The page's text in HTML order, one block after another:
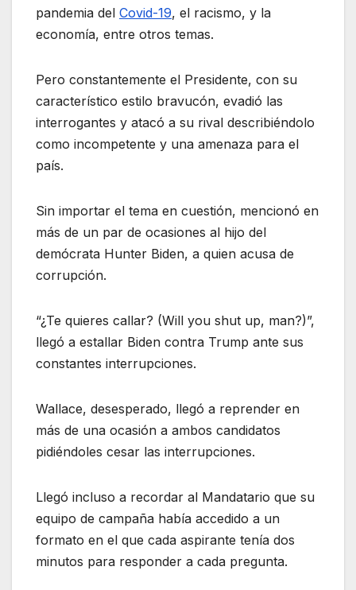
pandemia del Covid-19, el racismo, y la
economía, entre otros temas.
Pero constantemente el Presidente, con su
característico estilo bravucón, evadió las
interrogantes y atacó a su rival describiéndolo
como incompetente y una amenaza para el
país.
Sin importar el tema en cuestión, mencionó en
más de un par de ocasiones al hijo del
demócrata Hunter Biden, a quien acusa de
corrupción.
“¿Te quieres callar? (Will you shut up, man?)”,
llegó a estallar Biden contra Trump ante sus
constantes interrupciones.
Wallace, desesperado, llegó a reprender en
más de una ocasión a ambos candidatos
pidiéndoles cesar las interrupciones.
Llegó incluso a recordar al Mandatario que su
equipo de campaña había accedido a un
formato en el que cada aspirante tenía dos
minutos para responder a cada pregunta.